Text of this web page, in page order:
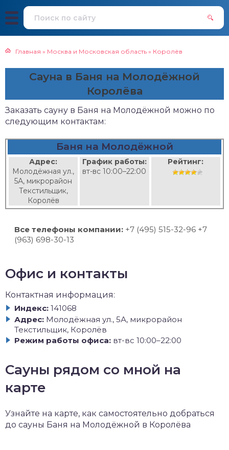
Главная » Москва и Московская область » Королёв
Сауна в Баня на Молодёжной
Королёва
Заказать сауну в Баня на Молодёжной можно по
следующим контактам:
Баня на Молодёжной
Адрес:
Молодёжная ул.,
5А, микрорайон
Текстильщик,
Королёв
График работы:
вт-вс 10:00–22:00
Рейтинг:
Все телефоны компании: +7 (495) 515-32-96 +7
(963) 698-30-13
Офис и контакты
Контактная информация:
Индекс: 141068
Адрес: Молодёжная ул., 5А, микрорайон
Текстильщик, Королёв
Режим работы офиса: вт-вс 10:00–22:00
Сауны рядом со мной на
карте
Узнайте на карте, как самостоятельно добраться
до сауны Баня на Молодёжной в Королёва